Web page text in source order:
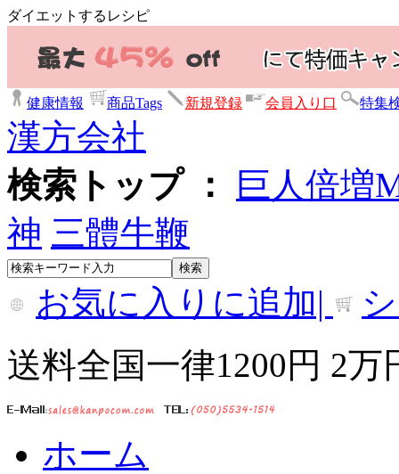
ダイエットするレシピ
健康情報 商品Tags 新規登録 会員入り口 特集
漢方会社
検索トップ ：
巨人倍増
神 三體牛鞭
お気に入りに追加|
送料全国一律1200円 2
ホーム